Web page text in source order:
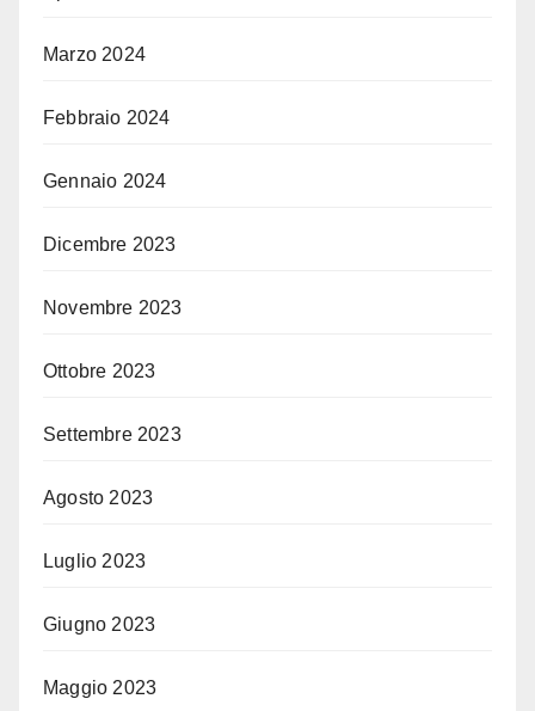
Marzo 2024
Febbraio 2024
Gennaio 2024
Dicembre 2023
Novembre 2023
Ottobre 2023
Settembre 2023
Agosto 2023
Luglio 2023
Giugno 2023
Maggio 2023